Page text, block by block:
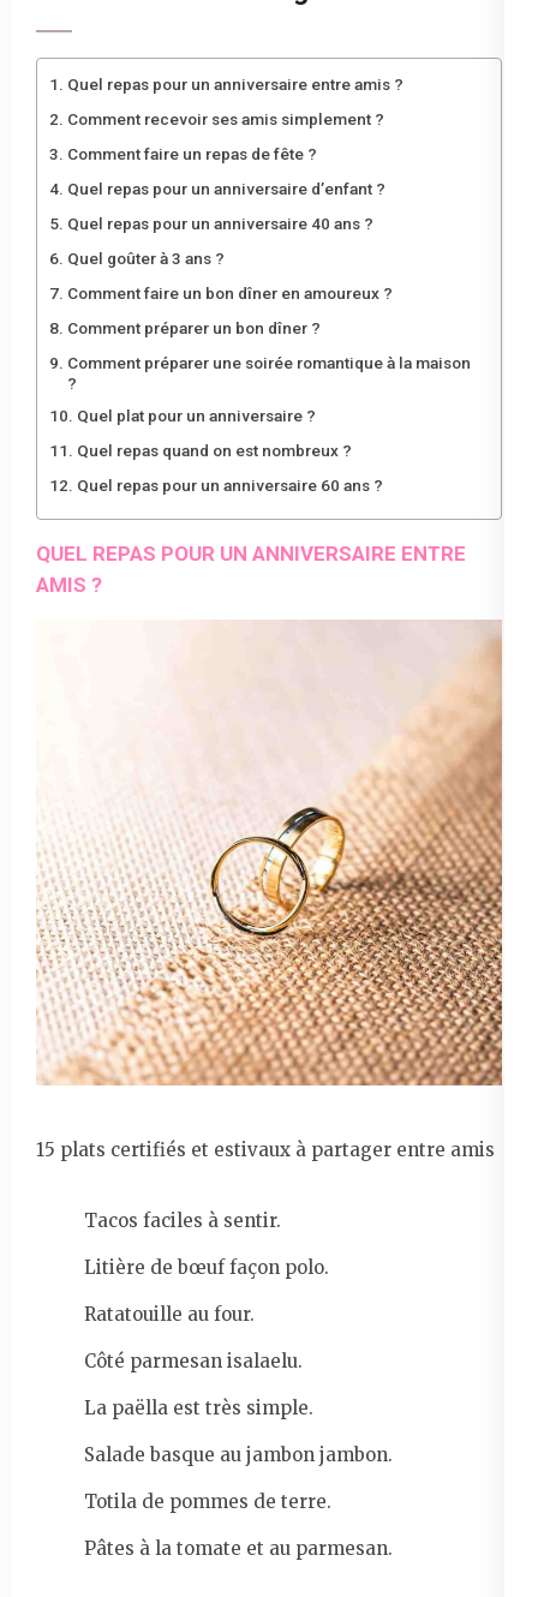
Quel repas pour un anniversaire entre amis ?
Comment recevoir ses amis simplement ?
Comment faire un repas de fête ?
Quel repas pour un anniversaire d’enfant ?
Quel repas pour un anniversaire 40 ans ?
Quel goûter à 3 ans ?
Comment faire un bon dîner en amoureux ?
Comment préparer un bon dîner ?
Comment préparer une soirée romantique à la maison
?
Quel plat pour un anniversaire ?
Quel repas quand on est nombreux ?
Quel repas pour un anniversaire 60 ans ?
QUEL REPAS POUR UN ANNIVERSAIRE ENTRE
AMIS ?
15 plats certifiés et estivaux à partager entre amis
Tacos faciles à sentir.
Litière de bœuf façon polo.
Ratatouille au four.
Côté parmesan isalaelu.
La paëlla est très simple.
Salade basque au jambon jambon.
Totila de pommes de terre.
Pâtes à la tomate et au parmesan.